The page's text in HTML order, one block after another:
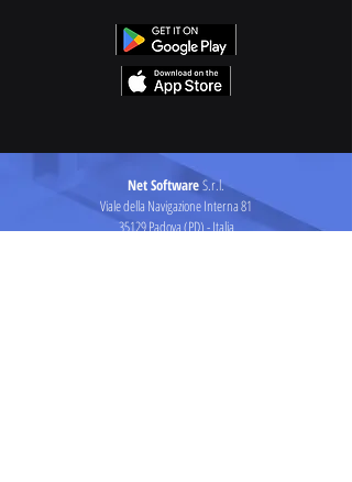
Net SoftwareS.r.l.
Viale della Navigazione Interna 81
35129 Padova (PD) - Italia